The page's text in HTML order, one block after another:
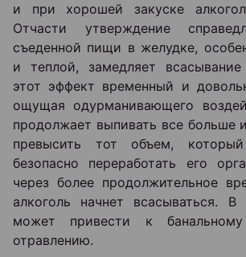
и при хорошей закуске
Отчасти утверждение
съеденной пищи в желудке,
и теплой, замедляет
этот эффект временный и
ощущая одурманивающего
продолжает выпивать все больше
превысить тот объем,
безопасно переработать его
через более продолжительное
алкоголь начнет всасываться. В
может привести к банальному
отравлению.